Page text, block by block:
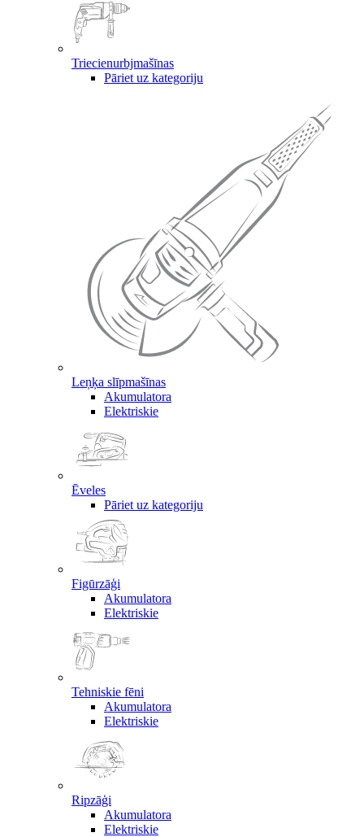
Triecienurbjmašīnas
Pāriet uz kategoriju
Leņķa slīpmašīnas
Akumulatora
Elektriskie
Ēveles
Pāriet uz kategoriju
Figūrzāģi
Akumulatora
Elektriskie
Tehniskie fēni
Akumulatora
Elektriskie
Ripzāģi
Akumulatora
Elektriskie